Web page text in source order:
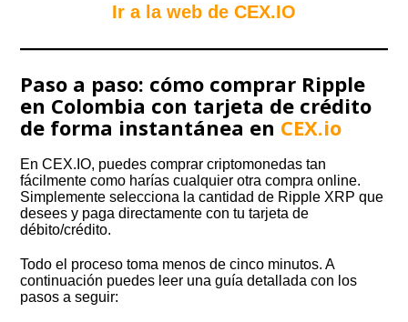
Ir a la web de CEX.IO
Paso a paso: cómo comprar Ripple
en Colombia con tarjeta de crédito
de forma instantánea en CEX.io
En CEX.IO, puedes comprar criptomonedas tan
fácilmente como harías cualquier otra compra online.
Simplemente selecciona la cantidad de Ripple XRP que
desees y paga directamente con tu tarjeta de
débito/crédito.
Todo el proceso toma menos de cinco minutos. A
continuación puedes leer una guía detallada con los
pasos a seguir: